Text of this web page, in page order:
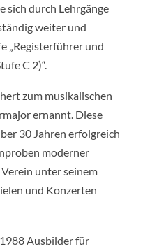
sich durch Lehrgänge
weiter und
„Registerführer und
C 2)“.
zum musikalischen
ernannt. Diese
30 Jahren erfolgreich
moderner
unter seinem
und Konzerten
Ausbilder für